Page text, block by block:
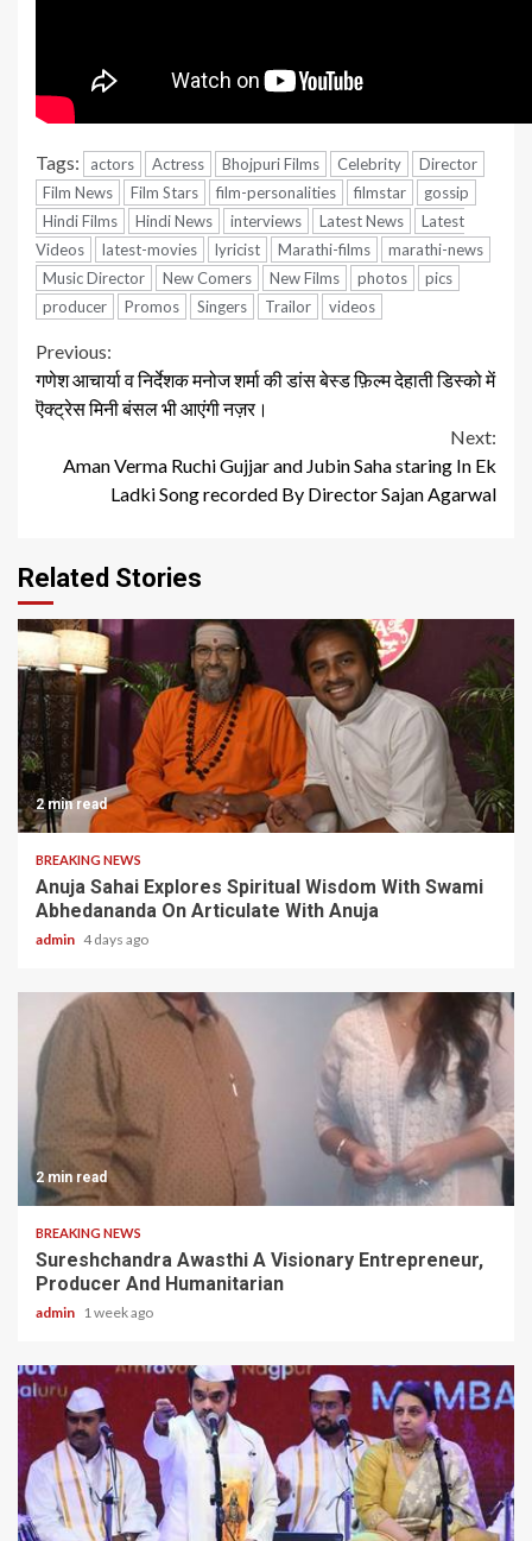
Tags: actors Actress Bhojpuri Films Celebrity
Director
Film News
Film Stars film-personalities filmstar
gossip
Hindi Films
Hindi News interviews Latest News
Latest
Videos
latest-movies lyricist Marathi-films
marathi-news
Music Director
New Comers New Films photos
pics
producer
Promos Singers Trailor videos
Continue
Reading
Previous:
गणेश आचार्या व निर्देशक मनोज शर्मा की डांस बेस्ड फ़िल्म देहाती डिस्को में
ऎक्ट्रेस मिनी बंसल भी आएंगी नज़र।
Next:
Aman Verma Ruchi Gujjar and Jubin Saha staring In Ek
Ladki Song recorded By Director Sajan Agarwal
Related Stories
2 min read
BREAKING NEWS
Anuja Sahai Explores Spiritual Wisdom With Swami
Abhedananda On Articulate With Anuja
admin 4 days ago
2 min read
BREAKING NEWS
Sureshchandra Awasthi A Visionary Entrepreneur,
Producer And Humanitarian
admin 1 week ago